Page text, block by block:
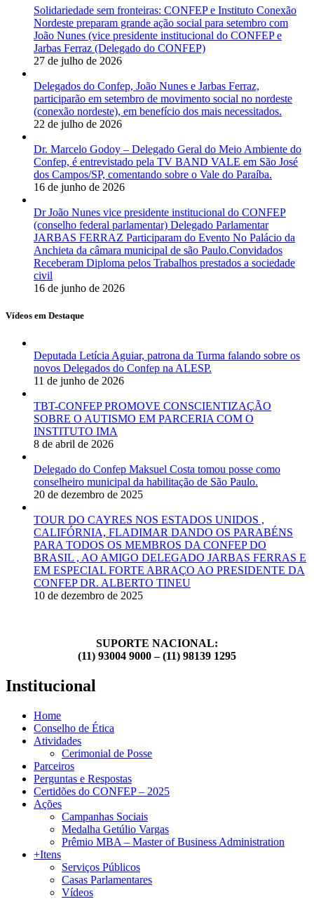
Solidariedade sem fronteiras: CONFEP e Instituto Conexão
Nordeste preparam grande ação social para setembro com
João Nunes (vice presidente institucional do CONFEP e
Jarbas Ferraz (Delegado do CONFEP)
27 de julho de 2026
Delegados do Confep, João Nunes e Jarbas Ferraz,
participarão em setembro de movimento social no nordeste
(conexão nordeste), em benefício dos mais necessitados.
22 de julho de 2026
Dr. Marcelo Godoy – Delegado Geral do Meio Ambiente do
Confep, é entrevistado pela TV BAND VALE em São José
dos Campos/SP, comentando sobre o Vale do Paraíba.
16 de junho de 2026
Dr João Nunes vice presidente institucional do CONFEP
(conselho federal parlamentar) Delegado Parlamentar
JARBAS FERRAZ Participaram do Evento No Palácio da
Anchieta da câmara municipal de são Paulo.Convidados
Receberam Diploma pelos Trabalhos prestados a sociedade
civil
16 de junho de 2026
Vídeos em Destaque
Deputada Letícia Aguiar, patrona da Turma falando sobre os
novos Delegados do Confep na ALESP.
11 de junho de 2026
TBT-CONFEP PROMOVE CONSCIENTIZAÇÃO
SOBRE O AUTISMO EM PARCERIA COM O
INSTITUTO IMA
8 de abril de 2026
Delegado do Confep Maksuel Costa tomou posse como
conselheiro municipal da habilitação de São Paulo.
20 de dezembro de 2025
TOUR DO CAYRES NOS ESTADOS UNIDOS ,
CALIFÓRNIA, FLADIMAR DANDO OS PARABÉNS
PARA TODOS OS MEMBROS DA CONFEP DO
BRASIL , AO AMIGO DELEGADO JARBAS FERRAS E
EM ESPECIAL FORTE ABRAÇO AO PRESIDENTE DA
CONFEP DR. ALBERTO TINEU
10 de dezembro de 2025
SUPORTE NACIONAL:
(11) 93004 9000 – (11) 98139 1295
Institucional
Home
Conselho de Ética
Atividades
Cerimonial de Posse
Parceiros
Perguntas e Respostas
Certidões do CONFEP – 2025
Ações
Campanhas Sociais
Medalha Getúlio Vargas
Prêmio MBA – Master of Business Administration
+Itens
Serviços Públicos
Casas Parlamentares
Vídeos